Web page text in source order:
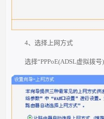
4、选择上网方式
选择“PPPoE(ADSL虚拟拨